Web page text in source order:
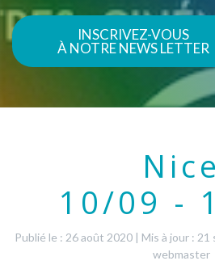
INSCRIVEZ-VOUS
À NOTRE NEWS LETTER
Nice
10/09 -
Publié le : 26 août 2020 | Mis à jour :
webmaster